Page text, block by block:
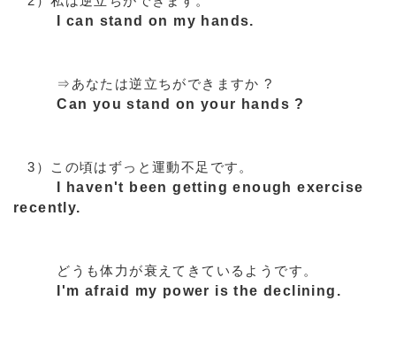
I can stand on my hands.
⇒あなたは逆立ちができますか ?
Can you stand on your hands ?
3）この頃はずっと運動不足です。
I haven't been getting enough exercise
recently.
どうも体力が衰えてきているようです。
I'm afraid my power is the declining.